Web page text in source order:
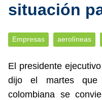
situación
Empresas aerolíneas
El presidente
dijo el martes que
colombiana se